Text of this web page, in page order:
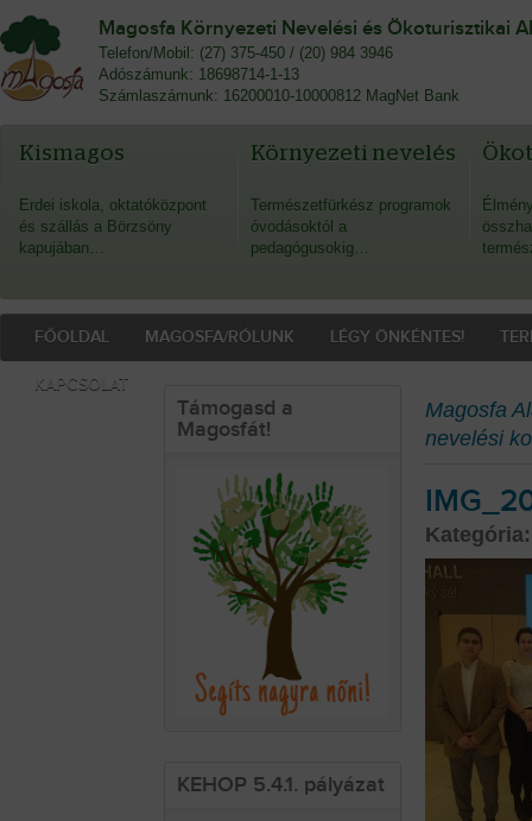
Magosfa Környezeti Nevelési és Ökoturisztikai
Telefon/Mobil: (27) 375-450 / (20) 984 3946
Adószámunk: 18698714-1-13
Számlaszámunk: 16200010-10000812 MagNet Bank
Kismagos
Erdei iskola, oktatóközpont
és szállás a Börzsöny
kapujában…
Környezeti nevelés
Természetfürkész programok
óvodásoktól a
pedagógusokig…
FŐOLDAL MAGOSFA/RÓLUNK LÉGY ÖNKÉNTES!
KAPCSOLAT
Támogasd a
Magosfát!
KEHOP 5.4.1. pályázat
Magosfa
nevelési